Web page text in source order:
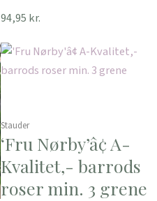
94,95 kr.
Stauder
‘Fru Nørby’â¢ A-
Kvalitet,- barrods
roser min. 3 grene